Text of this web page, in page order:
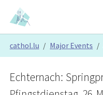
Skip to main content
Skip to page footer
cathol.lu Major Events
Echternach: